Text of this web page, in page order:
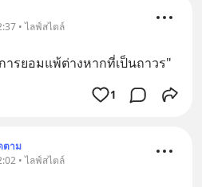
• ไลฟ์สไตล์
รยอมแพ้ต่างหากที่เป็นถาวร"
1
ตาม
• ไลฟ์สไตล์